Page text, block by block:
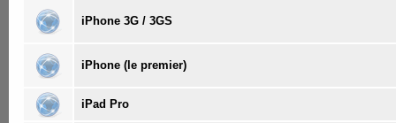
iPhone 3G / 3GS
iPhone (le premier)
iPad Pro